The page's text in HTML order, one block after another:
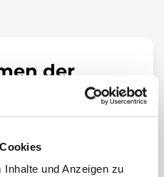
und Anzeigen zu
der
Vorstand der
Meinungsbildung